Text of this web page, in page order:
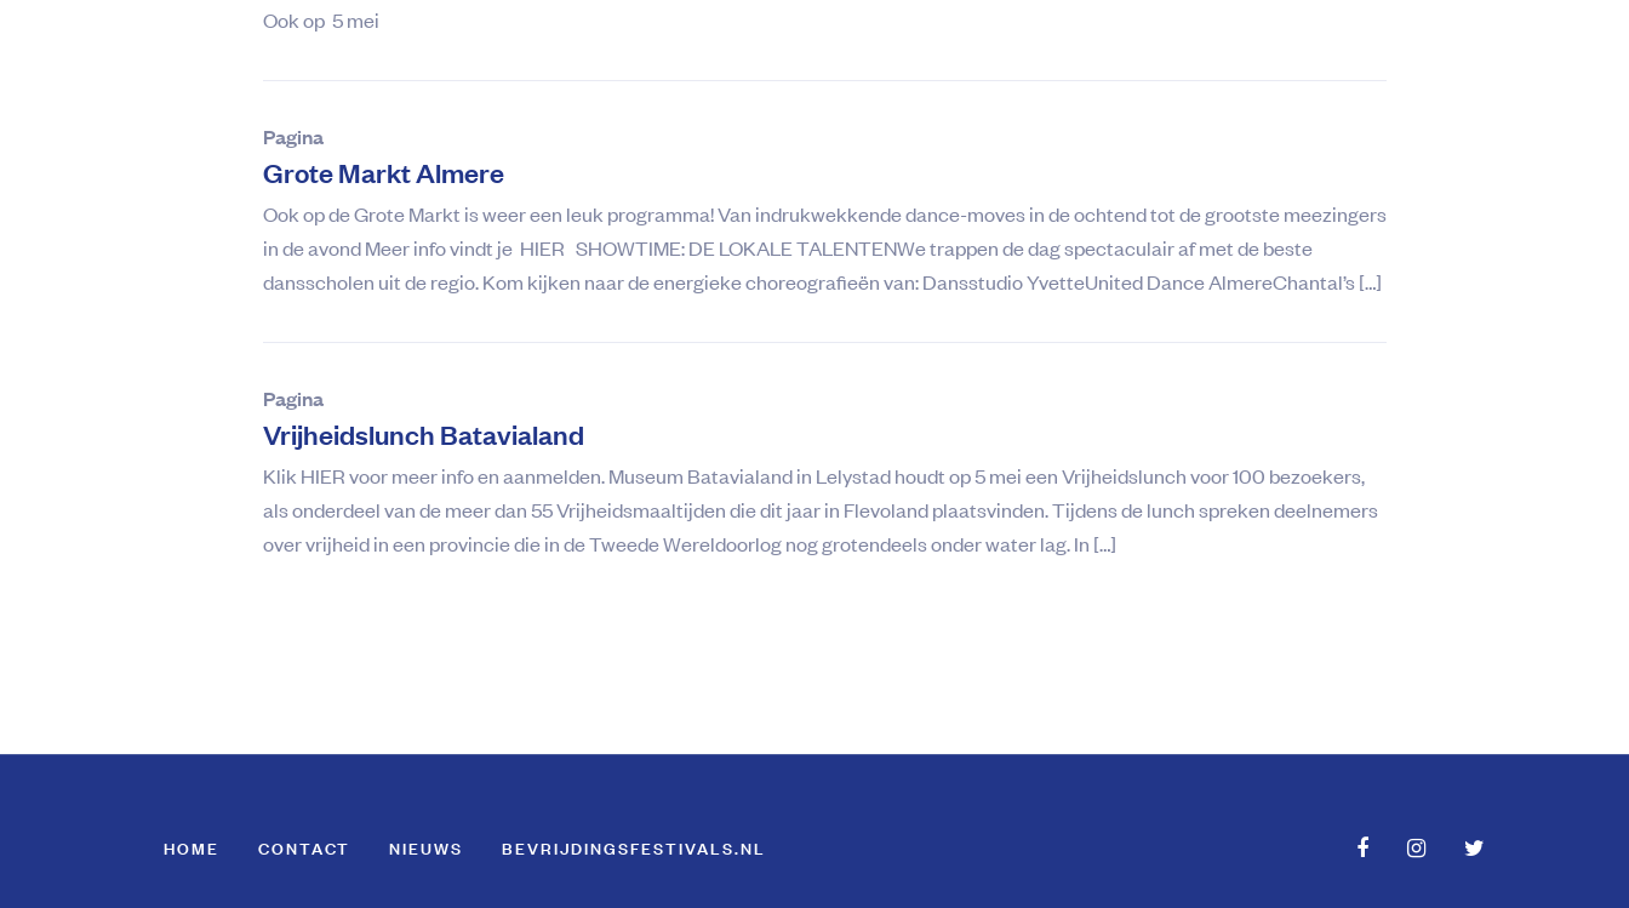
Ook op 5 mei
Pagina
Grote Markt Almere
Ook op de Grote Markt is weer een leuk programma! Van indrukwekkende dance-moves in de ochtend tot de grootste meezingers
in de avond Meer info vindt je HIER SHOWTIME: DE LOKALE TALENTENWe trappen de dag spectaculair af met de beste
dansscholen uit de regio. Kom kijken naar de energieke choreografieën van: Dansstudio YvetteUnited Dance AlmereChantal’s […]
Pagina
Vrijheidslunch Batavialand
Klik HIER voor meer info en aanmelden. Museum Batavialand in Lelystad houdt op 5 mei een Vrijheidslunch voor 100 bezoekers,
als onderdeel van de meer dan 55 Vrijheidsmaaltijden die dit jaar in Flevoland plaatsvinden. Tijdens de lunch spreken deelnemers
over vrijheid in een provincie die in de Tweede Wereldoorlog nog grotendeels onder water lag. In […]
HOME CONTACT NIEUWS BEVRIJDINGSFESTIVALS.NL